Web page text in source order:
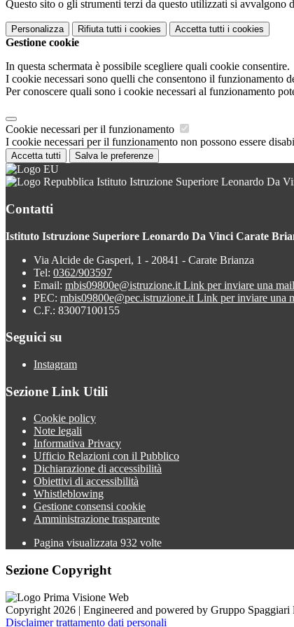
Questo sito o gli strumenti terzi da questo utilizzati si
Personalizza Rifiuta tutti i cookies Accetta tutti i cookies
Gestione cookie
In questa schermata è possibile scegliere quali cookie consentire.
I cookie necessari sono quelli che consentono il funzionamento
Per conoscere quali sono i cookie necessari al funzionamento
Cookie necessari per il funzionamento
I cookie necessari per il funzionamento non possono essere
Accetta tutti Salva le preferenze
Istituto Istruzione Superiore Leonardo Da
Contatti
Istituto Istruzione Superiore Leonardo Da Vinci Carate
Via Alcide de Gasperi, 1 - 20841 - Carate Brianza
Tel: 0362/903597
Email: mbis09800e@istruzione.it Link per inviare una mail
PEC: mbis09800e@pec.istruzione.it Link per inviare una
C.F.: 83007100155
Seguici su
Instagram
Sezione Link Utili
Cookie policy
Note legali
Informativa Privacy
Ufficio Relazioni con il Pubblico
Dichiarazione di accessibilità
Obiettivi di accessibilità
Whistleblowing
Gestione consensi cookie
Amministrazione trasparente
Pagina visualizzata 932 volte
Sezione Copyright
Copyright 2026 | Engineered and powered by Gruppo
Disclaimer trattamento dati personali